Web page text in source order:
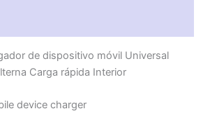
de dispositivo móvil Universal
Carga rápida Interior
device charger